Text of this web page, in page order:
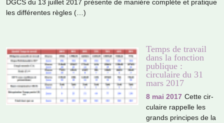
DGCS du 13 juillet 2017 pré­sente de manière com­plète et pra­ti­que
les dif­fé­ren­tes règles (…)
Temps de travail
dans la fonction
publique :
circulaire du 31
mars 2017
8 mai 2017 Cette cir­
cu­laire rap­pelle les
grands prin­ci­pes de la